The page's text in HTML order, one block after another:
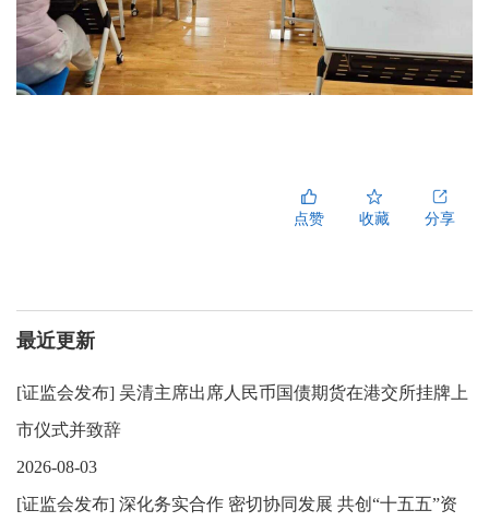
点赞 收藏 分享
最近更新
[证监会发布] 吴清主席出席人民币国债期货在港交所挂牌上
市仪式并致辞
2026-08-03
[证监会发布] 深化务实合作 密切协同发展 共创“十五五”资